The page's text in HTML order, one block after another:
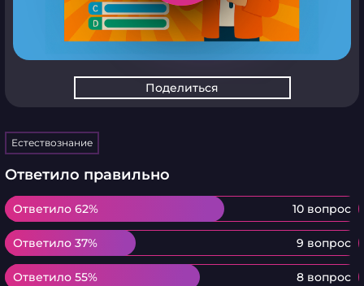
Поделиться
Естествознание
Ответило правильно
Ответило 62% 10 вопрос
Ответило 62%
Ответило 37% 9 вопрос
Ответило 37%
Ответило 55% 8 вопрос
Ответило 55%